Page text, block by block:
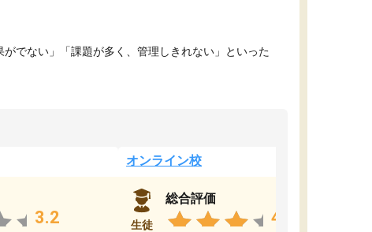
でない」「課題が多く、管理しきれない」といった
3.2
オンライン校
生徒
総合評価
4.4